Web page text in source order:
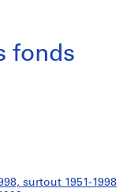
fonds
surtout 1951-1998